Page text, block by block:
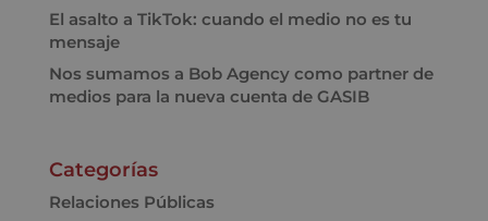
El asalto a TikTok: cuando el medio no es tu
mensaje
Nos sumamos a Bob Agency como partner de
medios para la nueva cuenta de GASIB
Categorías
Relaciones Públicas